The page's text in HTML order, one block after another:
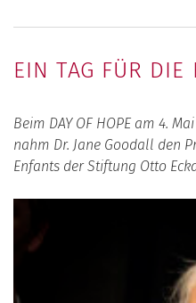
EIN TAG FÜR DIE
Beim DAY OF HOPE am 4.
nahm Dr. Jane Goodall den
Enfants der Stiftung Otto